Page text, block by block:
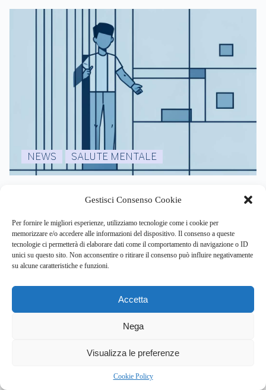
Gestisci Consenso Cookie
Per fornire le migliori esperienze, utilizziamo tecnologie come i cookie per
memorizzare e/o accedere alle informazioni del dispositivo. Il consenso a queste
tecnologie ci permetterà di elaborare dati come il comportamento di navigazione o ID
unici su questo sito. Non acconsentire o ritirare il consenso può influire negativamente
su alcune caratteristiche e funzioni.
Accetta
Nega
Visualizza le preferenze
Cookie Policy
NEWS SALUTE MENTALE
insufficiente per le fragilità dei ragazzi
By Eleonora Mancini
l’interrogazione parlamentare alla camera accende i
riflettori sulla cronica insufficienza…
0